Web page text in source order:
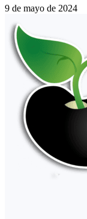
9 de mayo de 2024